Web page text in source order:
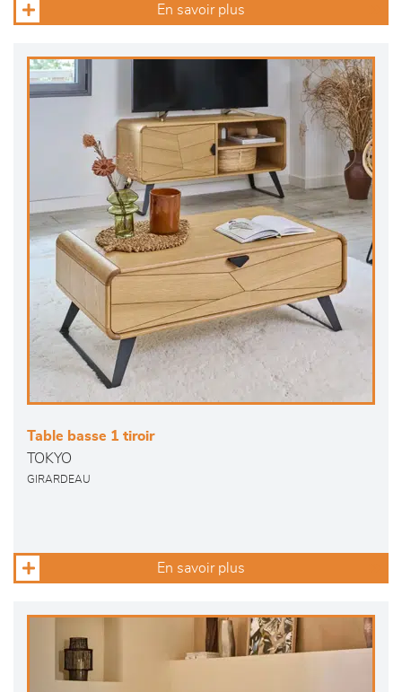
En savoir plus
Table basse 1 tiroir
TOKYO
GIRARDEAU
En savoir plus